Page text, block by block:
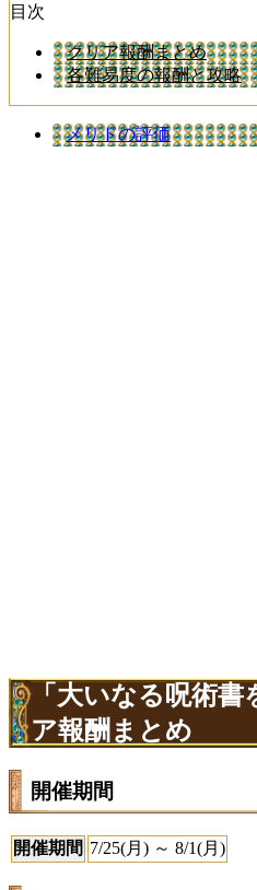
目次
クリア報酬まとめ
各難易度の報酬と攻略
メリドの評価
「大いなる呪術書
ア報酬まとめ
開催期間
開催期間 7/25(月) ～ 8/1(月)